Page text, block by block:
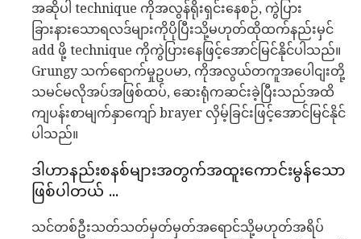
အဆိုပါ technique ကိုအလွန်ရိုးရှင်းနေစဉ်, ကွဲပြား
ခြားနားသောရလဒ်များကိုပိုပြီးသို့မဟုတ်ထိုထက်နည်းမှင်
add ဖို့ technique ကိုကွဲပြားနေဖြင့်အောင်မြင်နိုင်ပါသည်။
Grungy သက်ရောက်မှုဥပမာ, ကိုအလွယ်တကူအပေါငျးတို့
သမင်မလိုအပ်အဖြစ်ထပ်, ဆေးရုံကဆင်းခဲ့ပြီးသည်အထိ
ကျပန်းစာမျက်နှာကျော် brayer လှိမ့်ခြင်းဖြင့်အောင်မြင်နိုင်
ပါသည်။
ဒါဟာနည်းစနစ်များအတွက်အထူးကောင်းမွန်သော
ဖြစ်ပါတယ် ...
သင်တစ်ဦးသတ်သတ်မှတ်မှတ်အရောင်သို့မဟုတ်အရိပ်